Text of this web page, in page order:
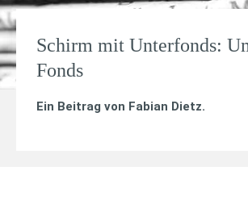
Schirm mit Unterfonds:
Fonds
Ein Beitrag von Fabian Dietz.